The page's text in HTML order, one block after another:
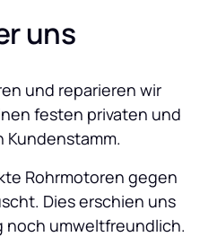
uns
und reparieren wir
festen privaten und
Dies erschien uns
umweltfreundlich.